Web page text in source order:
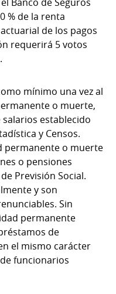
% de la renta
de los pagos
requerirá 5 votos
mínimo una vez al
o muerte,
establecido
y Censos.
permanente o muerte
o pensiones
Previsión Social.
y son
Sin
permanente
de
el mismo carácter
funcionarios